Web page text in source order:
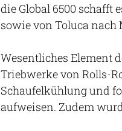
die Global 6500 schafft
sowie von Toluca nach
Wesentliches Element
Triebwerke von Rolls-
Schaufelkühlung und
aufweisen. Zudem